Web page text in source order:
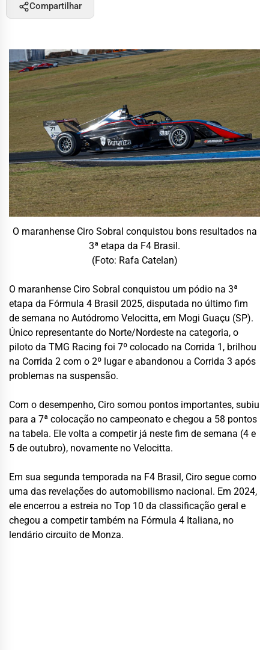
Compartilhar
O maranhense Ciro Sobral conquistou bons resultados na
3ª etapa da F4 Brasil.
(Foto: Rafa Catelan)
O maranhense Ciro Sobral conquistou um pódio na 3ª
etapa da Fórmula 4 Brasil 2025, disputada no último fim
de semana no Autódromo Velocitta, em Mogi Guaçu (SP).
Único representante do Norte/Nordeste na categoria, o
piloto da TMG Racing foi 7º colocado na Corrida 1, brilhou
na Corrida 2 com o 2º lugar e abandonou a Corrida 3 após
problemas na suspensão.
Com o desempenho, Ciro somou pontos importantes, subiu
para a 7ª colocação no campeonato e chegou a 58 pontos
na tabela. Ele volta a competir já neste fim de semana (4 e
5 de outubro), novamente no Velocitta.
Em sua segunda temporada na F4 Brasil, Ciro segue como
uma das revelações do automobilismo nacional. Em 2024,
ele encerrou a estreia no Top 10 da classificação geral e
chegou a competir também na Fórmula 4 Italiana, no
lendário circuito de Monza.